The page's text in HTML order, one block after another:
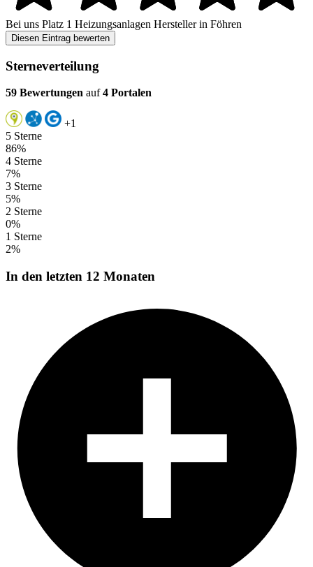
Bei uns Platz 1 Heizungsanlagen Hersteller in Föhren
Diesen Eintrag bewerten
Sterneverteilung
59 Bewertungen auf4 Portalen
+1
5 Sterne
86%
4 Sterne
7%
3 Sterne
5%
2 Sterne
0%
1 Sterne
2%
In den letzten 12 Monaten